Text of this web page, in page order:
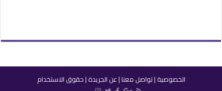
الخصوصية |تواصل معنا |عن الجريدة |حقوق الاستخدام